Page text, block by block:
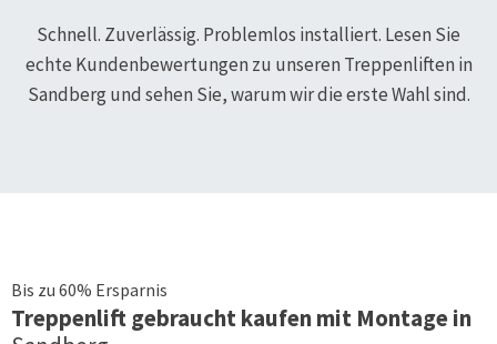
Schnell. Zuverlässig. Problemlos installiert. Lesen Sie
echte Kundenbewertungen zu unseren Treppenliften in
Sandberg und sehen Sie, warum wir die erste Wahl sind.
Bis zu 60% Ersparnis
Treppenliftgebraucht kaufen mit Montage in